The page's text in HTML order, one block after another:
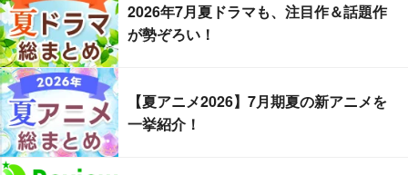
2026年7月夏ドラマも、注目作＆話題作
が勢ぞろい！
【夏アニメ2026】7月期夏の新アニメを
一挙紹介！